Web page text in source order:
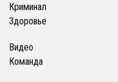
Криминал
Здоровье
Видео
Команда